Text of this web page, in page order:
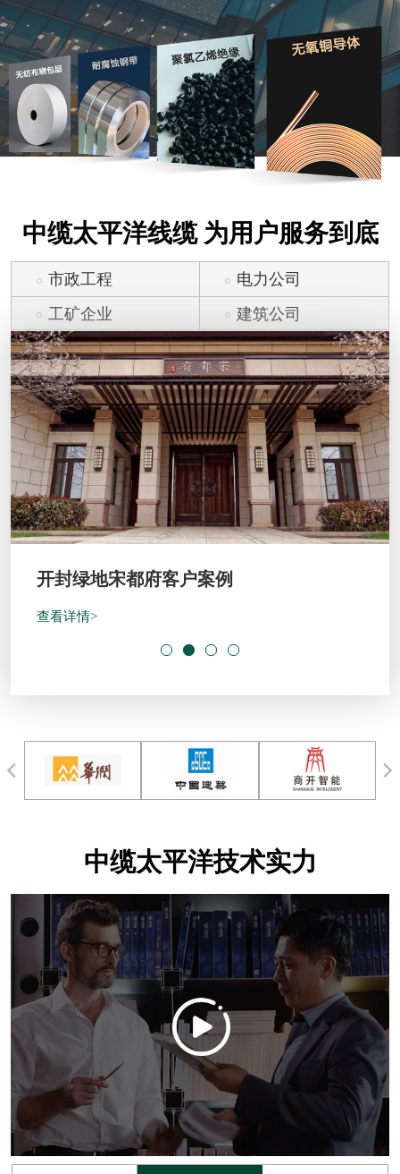
中缆太平洋线缆 为用户服务到底
市政工程
电力公司
工矿企业
建筑公司
开封绿地宋都府客户案例
查看详情>
中缆太平洋技术实力